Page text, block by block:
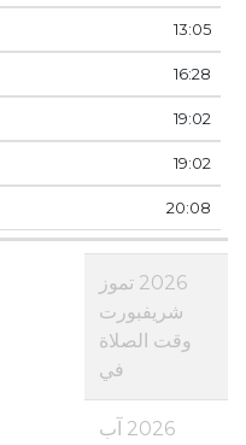
13:05
16:28
19:02
19:02
20:08
2026 تموز
شريفبورت
وقت الصلاة
في
2026 آب